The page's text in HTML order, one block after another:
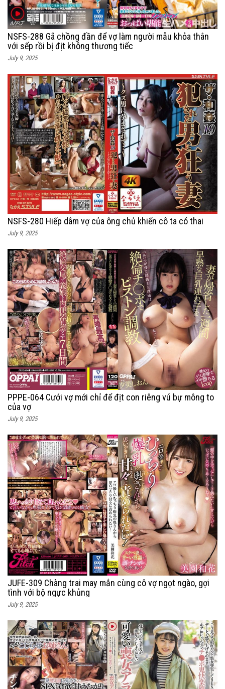
NSFS-288 Gã chồng đần để vợ làm người mẫu khỏa thân
với sếp rồi bị địt không thương tiếc
July 9, 2025
NSFS-280 Hiếp dâm vợ của ông chủ khiến cô ta có thai
July 9, 2025
PPPE-064 Cưới vợ mới chỉ để địt con riêng vú bự mông to
của vợ
July 9, 2025
JUFE-309 Chàng trai may mắn cùng cô vợ ngọt ngào, gợi
tình với bộ ngực khủng
July 9, 2025